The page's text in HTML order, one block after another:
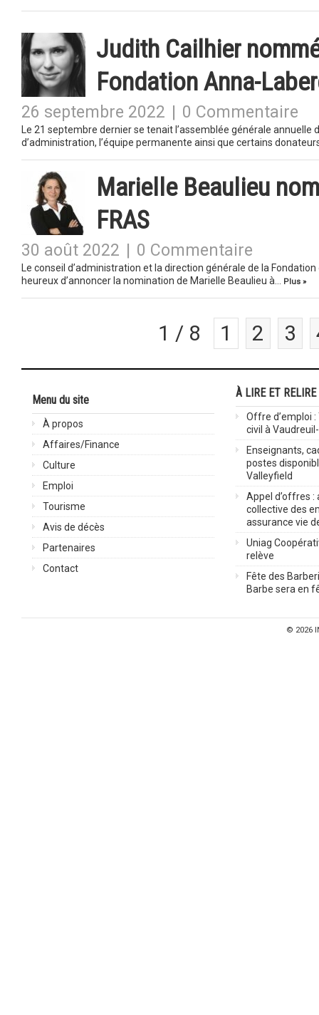
Judith Cailhier
Fondation Anna-
26 septembre 2022 0 Commentaire
Le 21 septembre dernier se tenait l’assemblée générale
d’administration, l’équipe permanente ainsi que certains
Marielle Beaulieu
FRAS
30 août 2022 0 Commentaire
Le conseil d’administration et la direction générale de la
heureux d’annoncer la nomination de Marielle Beaulieu à…
Plus »
1 / 8 1 2 3
Menu du site
À propos
Affaires/Finance
Culture
Emploi
Tourisme
Avis de décès
Partenaires
Contact
À LIRE ET RELIRE
Offre d’emploi
civil à
Enseignants,
postes
Valleyfield
Appel d’offres :
collective des
assurance vie
Uniag
relève
Fête des
Barbe sera en
© 2026